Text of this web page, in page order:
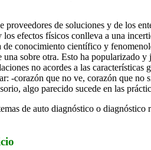
de soluciones y de los
efectos físicos conlleva a una
de conocimiento científico y
sobre otra. Esto ha
no acordes a las
-corazón que no ve, corazón que
algo parecido sucede en las
de auto diagnóstico o